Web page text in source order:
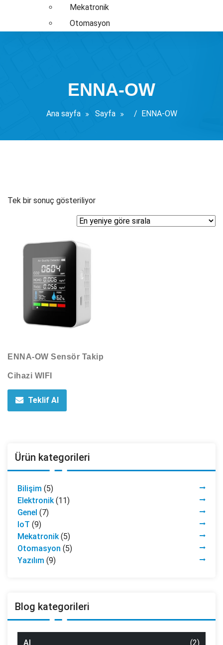
Mekatronik
Otomasyon
ENNA-OW
Ana sayfa Sayfa / ENNA-OW
Tek bir sonuç gösteriliyor
ENNA-OW Sensör Takip
Cihazi WIFI
Teklif Al
Ürün kategorileri
Bilişim (5)
Elektronik (11)
Genel (7)
IoT (9)
Mekatronik (5)
Otomasyon (5)
Yazılım (9)
Blog kategorileri
AI (2)